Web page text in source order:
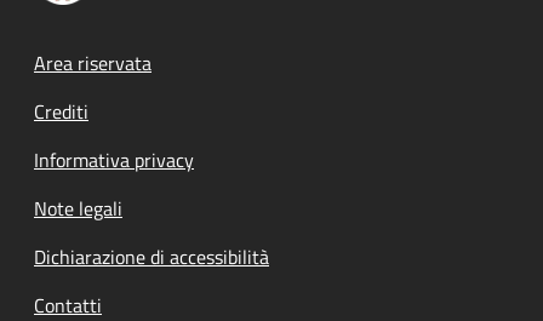
Footer menu
Area riservata
Crediti
Informativa privacy
Note legali
Dichiarazione di accessibilità
Contatti